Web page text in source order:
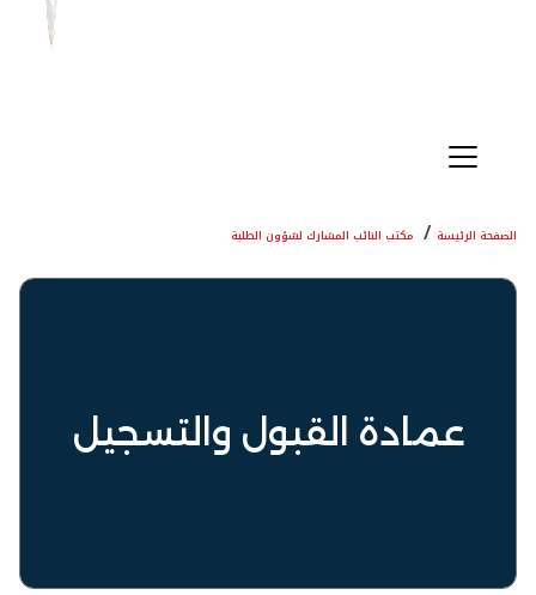
الصفحة الرئيسة مكتب النائب المشارك لشؤون الطلبة
عمادة القبول والتسجيل